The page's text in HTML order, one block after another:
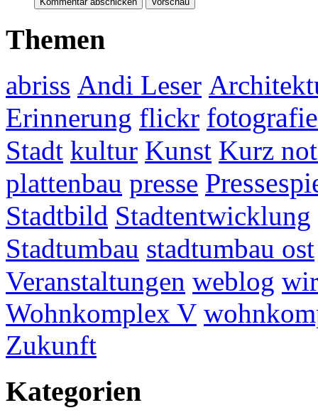
Themen
abriss Andi Leser
Erinnerung flickr fotografie
Stadt kultur Kunst Kurz
plattenbau presse
Stadtbild Stadtentwicklung
Stadtumbau stadtumbau ost
Veranstaltungen weblog
Wohnkomplex V
Zukunft
Kategorien